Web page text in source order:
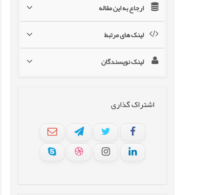
ارجاع به این مقاله
لینک های مرتبط
لینک نویسندگان
اشتراک گذاری